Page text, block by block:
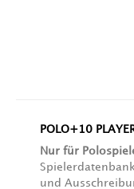
POLO+10
Nur für
und